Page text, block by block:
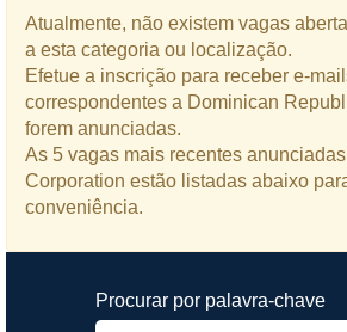
Atualmente, não existem vagas
a esta categoria ou localização.
Efetue a inscrição para receber e-
correspondentes a Dominican
forem anunciadas.
As 5 vagas mais recentes
Corporation estão listadas abaixo
conveniência.
Procurar por palavra-chave